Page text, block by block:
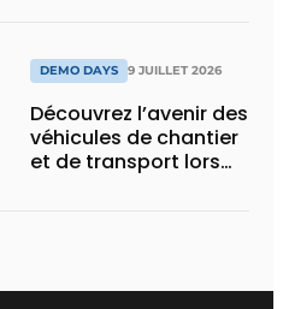
DEMO DAYS 9 JUILLET 2026
Découvrez l’avenir des
véhicules de chantier
et de transport lors